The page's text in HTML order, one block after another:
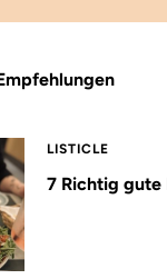
LISTICLE
7 Richtig gute